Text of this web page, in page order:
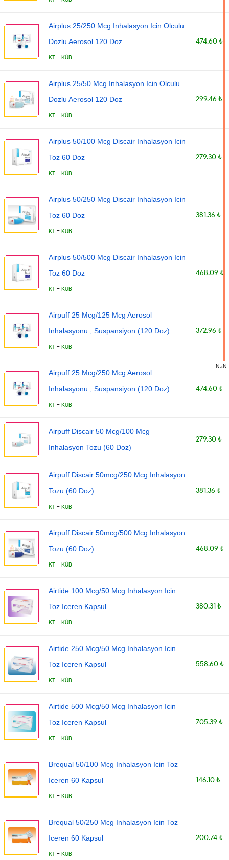
Airplus 25/250 Mcg Inhalasyon Icin Olculu
Dozlu Aerosol 120 Doz
KT - KÜB
474.60 ₺
Airplus 25/50 Mcg Inhalasyon Icin Olculu
Dozlu Aerosol 120 Doz
KT - KÜB
299.46 ₺
Airplus 50/100 Mcg Discair Inhalasyon Icin
Toz 60 Doz
KT - KÜB
279.30 ₺
Airplus 50/250 Mcg Discair Inhalasyon Icin
Toz 60 Doz
KT - KÜB
381.36 ₺
Airplus 50/500 Mcg Discair Inhalasyon Icin
Toz 60 Doz
KT - KÜB
468.09 ₺
Airpuff 25 Mcg/125 Mcg Aerosol
Inhalasyonu , Suspansiyon (120 Doz)
KT - KÜB
372.96 ₺
Airpuff 25 Mcg/250 Mcg Aerosol
Inhalasyonu , Suspansiyon (120 Doz)
KT - KÜB
474.60 ₺
Airpuff Discair 50 Mcg/100 Mcg
Inhalasyon Tozu (60 Doz)
279.30 ₺
Airpuff Discair 50mcg/250 Mcg Inhalasyon
Tozu (60 Doz)
KT - KÜB
381.36 ₺
Airpuff Discair 50mcg/500 Mcg Inhalasyon
Tozu (60 Doz)
KT - KÜB
468.09 ₺
Airtide 100 Mcg/50 Mcg Inhalasyon Icin
Toz Iceren Kapsul
KT - KÜB
380.31 ₺
Airtide 250 Mcg/50 Mcg Inhalasyon Icin
Toz Iceren Kapsul
KT - KÜB
558.60 ₺
Airtide 500 Mcg/50 Mcg Inhalasyon Icin
Toz Iceren Kapsul
KT - KÜB
705.39 ₺
Brequal 50/100 Mcg Inhalasyon Icin Toz
Iceren 60 Kapsul
KT - KÜB
146.10 ₺
Brequal 50/250 Mcg Inhalasyon Icin Toz
Iceren 60 Kapsul
KT - KÜB
200.74 ₺
NaN